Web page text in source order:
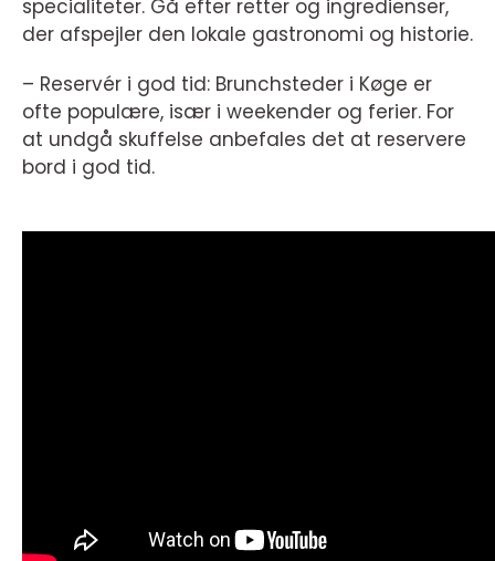
specialiteter. Gå efter retter og ingredienser,
der afspejler den lokale gastronomi og historie.
– Reservér i god tid: Brunchsteder i Køge er
ofte populære, især i weekender og ferier. For
at undgå skuffelse anbefales det at reservere
bord i god tid.